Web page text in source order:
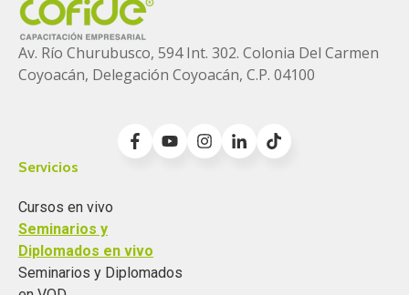
Av. Río Churubusco, 594 Int. 302. Colonia Del Carmen
Coyoacán, Delegación Coyoacán, C.P. 04100
Servicios
Cursos en vivo
Seminarios y
Diplomados en vivo
Seminarios y Diplomados